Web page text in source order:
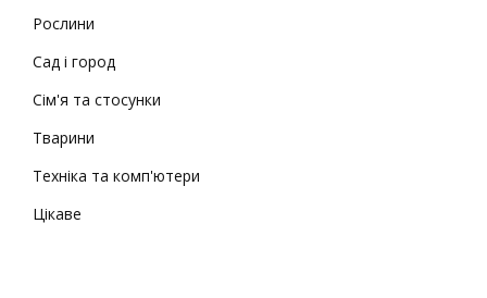
Рослини
Сад і город
Сім'я та стосунки
Тварини
Техніка та комп'ютери
Цікаве